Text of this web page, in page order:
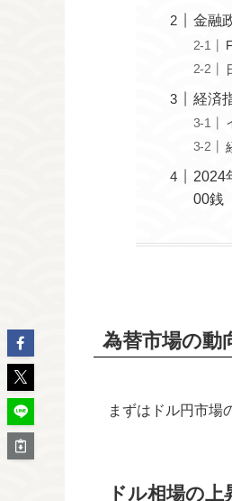
金融
経済
2024
00銭
為替市場の動
まずはドル円市場
ドル相場の上